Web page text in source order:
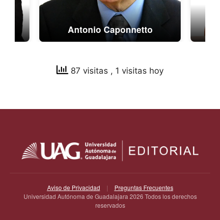
Antonio Caponnetto
87 visitas , 1 visitas hoy
Aviso de Privacidad |
Preguntas Frecuentes
Universidad Autónoma de Guadalajara 2026 Todos los derechos
reservados